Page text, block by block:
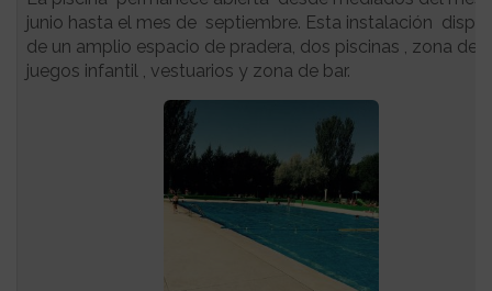
junio hasta el mes de septiembre. Esta instalación
de un amplio espacio de pradera, dos piscinas , zona de
juegos infantil , vestuarios y zona de bar.